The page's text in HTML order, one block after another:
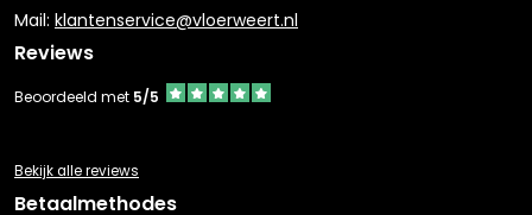
Mail: klantenservice@vloerweert.nl
Reviews
Beoordeeld met 5/5
Bekijk alle reviews
Betaalmethodes